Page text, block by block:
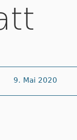
9. Mai 2020